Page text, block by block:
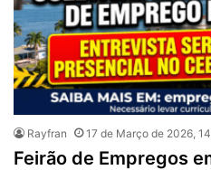
Rayfran 17 de Março de 2026,
Feirão de Empregos